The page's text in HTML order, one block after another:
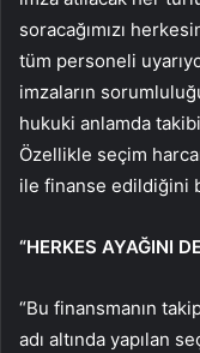
soracağımızı
tüm personeli
imzaların
hukuki anlamda
Özellikle seçim
ile finanse edildiğini
“HERKES AYAĞINI
“Bu finansmanın
adı altında yapılan